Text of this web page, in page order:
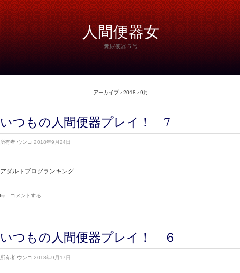
人間便器女
糞尿便器５号
アーカイブ › 2018 › 9月
いつもの人間便器プレイ！ 7
所有者 ウンコ 2018年9月24日
アダルトブログランキング
コメントする
いつもの人間便器プレイ！ ６
所有者 ウンコ 2018年9月17日